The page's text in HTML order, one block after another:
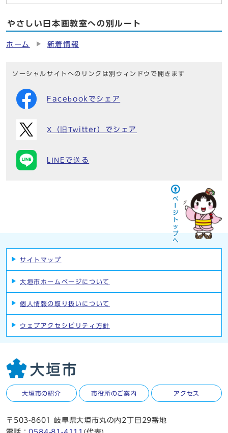
やさしい日本画教室への別ルート
ホーム 新着情報
ソーシャルサイトへのリンクは別ウィンドウで開きます
Facebookでシェア
X（旧Twitter）でシェア
LINEで送る
サイトマップ
大垣市ホームページについて
個人情報の取り扱いについて
ウェブアクセシビリティ方針
大垣市の紹介 市役所のご案内 アクセス
〒503-8601 岐阜県大垣市丸の内2丁目29番地